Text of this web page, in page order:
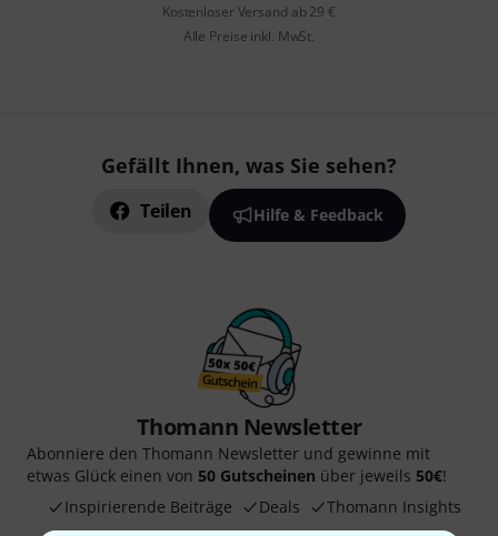
Kostenloser Versand ab 29 €
Alle Preise inkl. MwSt.
Gefällt Ihnen, was Sie sehen?
Teilen Hilfe & Feedback
Thomann Newsletter
Abonniere den Thomann Newsletter und gewinne mit
etwas Glück einen von 50 Gutscheinen über jeweils 50€!
Inspirierende Beiträge
Deals Thomann Insights